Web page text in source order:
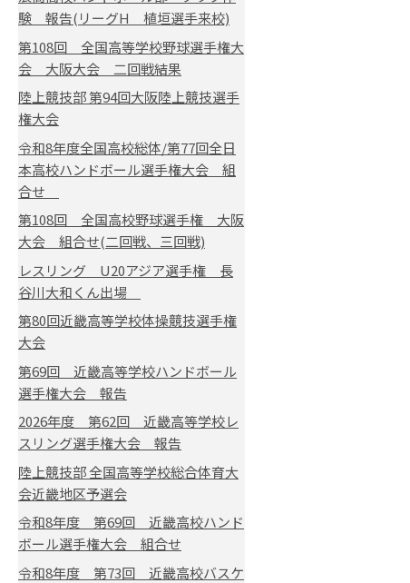
験 報告(リーグH 植垣選手来校)
第108回 全国高等学校野球選手権大
会 大阪大会 二回戦結果
陸上競技部 第94回大阪陸上競技選手
権大会
令和8年度全国高校総体/第77回全日
本高校ハンドボール選手権大会 組
合せ
第108回 全国高校野球選手権 大阪
大会 組合せ(二回戦、三回戦)
レスリング U20アジア選手権 長
谷川大和くん出場
第80回近畿高等学校体操競技選手権
大会
第69回 近畿高等学校ハンドボール
選手権大会 報告
2026年度 第62回 近畿高等学校レ
スリング選手権大会 報告
陸上競技部 全国高等学校総合体育大
会近畿地区予選会
令和8年度 第69回 近畿高校ハンド
ボール選手権大会 組合せ
令和8年度 第73回 近畿高校バスケ